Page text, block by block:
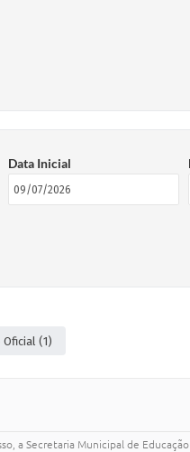
Data Inicial
Oficial (1)
a Secretaria Municipal de